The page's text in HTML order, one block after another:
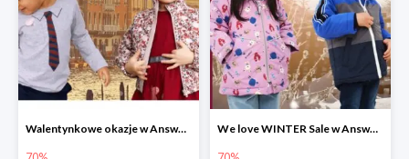
Walentynkowe okazje w Answear do -70% We love WINTER Sale w Answear do -70%